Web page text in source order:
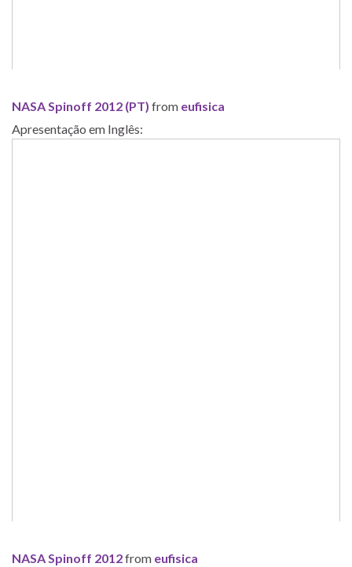
NASA Spinoff 2012 (PT) from eufisica
Apresentação em Inglês:
NASA Spinoff 2012from eufisica